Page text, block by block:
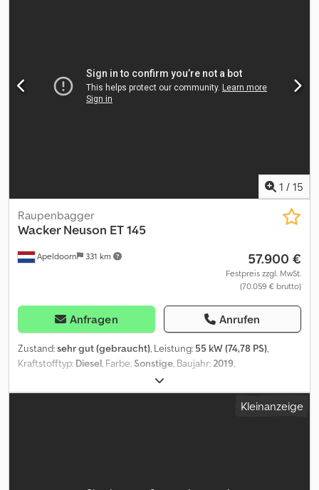
Informationen = Leergewicht: 14.952 kg Abmessungen (L x B x H):
772 x 249 x 279 cm Crsdpfoy Iv S Eox Alcsf Motortyp: Perkins 854F-
E34TAWF Arbeitshöhe: 562 cm Maximale Reichweite: 873 cm
1 / 15
Apeldoorn 331 km
Raupenbagger
Wacker Neuson ET 145
57.900 €
Festpreis zzgl. MwSt.
(70.059 € brutto)
Anfragen Anrufen
Zustand:sehr gut (gebraucht), Leistung: 55 kW (74,78 PS),
Kraftstofftyp: Diesel, Farbe:Sonstige, Baujahr:2019,
, Ausstattung:
Optionen und Zubehör = - 3. Hydr. Schaltkreis - Arbeitslampe(n) -
Gebläse - Gummiketten - Hammer-/Sortierfunktion -Kleinanzeige